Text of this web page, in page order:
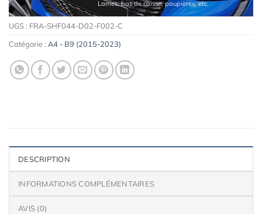
Lames, bas de caisse, paupières, etc.
UGS : FRA-SHF044-D02-F002-C
Catégorie : A4 - B9 (2015-2023)
DESCRIPTION
INFORMATIONS COMPLÉMENTAIRES
AVIS (0)